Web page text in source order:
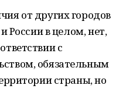
от других городов
России в целом, нет,
с
обязательным
страны, но